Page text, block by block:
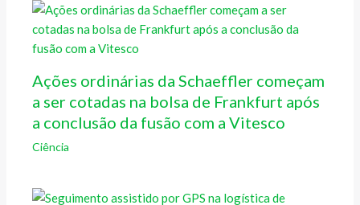
Ações ordinárias da Schaeffler começam
a ser cotadas na bolsa de Frankfurt após
a conclusão da fusão com a Vitesco
Ciência